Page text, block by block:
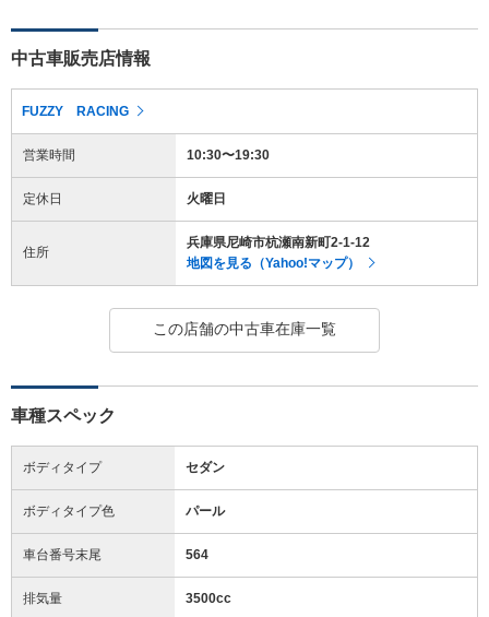
中古車販売店情報
FUZZY RACING
営業時間 10:30〜19:30
定休日 火曜日
住所
兵庫県尼崎市杭瀬南新町2-1-12
地図を見る（Yahoo!マップ）
この店舗の中古車在庫一覧
車種スペック
ボディタイプ セダン
ボディタイプ色 パール
車台番号末尾 564
排気量 3500cc